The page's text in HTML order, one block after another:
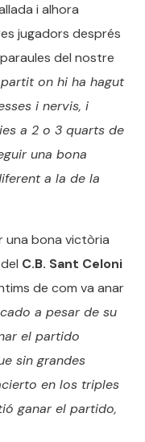
i alhora
jugadors després
del nostre
on hi ha hagut
i nervis, i
a 2 o 3 quarts de
una bona
a la de la
una bona victòria
C.B. Sant Celoni
de com va anar
a pesar de su
el partido
sin grandes
en los triples
ganar el partido,